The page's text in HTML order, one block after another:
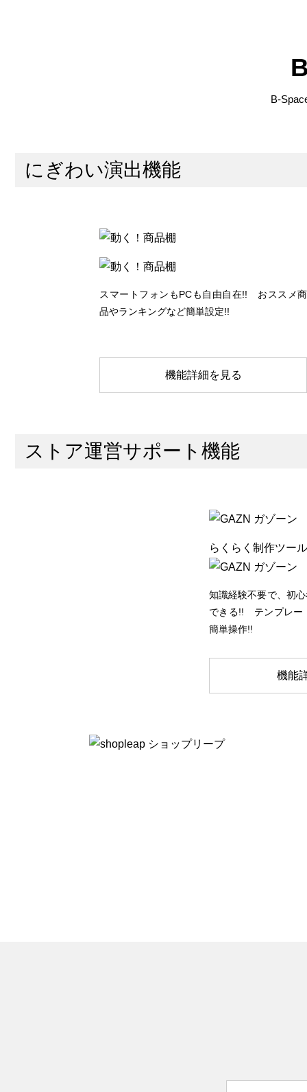
B-
にぎわい演出機能
スマートフォンもPCも自由自在!! おススメ商
品やランキングなど簡単設定!!
機能詳細を見る
ストア運営サポート機能
らくらく制作ツール
知識経験不要で、初
できる!! テンプレー
簡単操作!!
機能